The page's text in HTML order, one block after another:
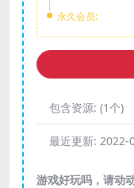
永久会员:
包含资源: (1个)
最近更新: 2022-
游戏好玩吗，请动